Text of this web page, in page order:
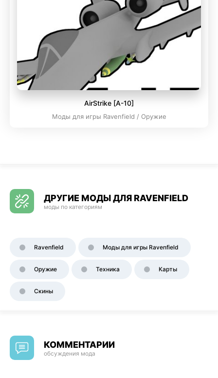
AirStrike [A-10]
Моды для игры Ravenfield / Оружие
ДРУГИЕ МОДЫ ДЛЯ RAVENFIELD
моды по категориям
Ravenfield Моды для игры Ravenfield
Оружие Техника Карты
Скины
КОММЕНТАРИИ
обсуждения мода